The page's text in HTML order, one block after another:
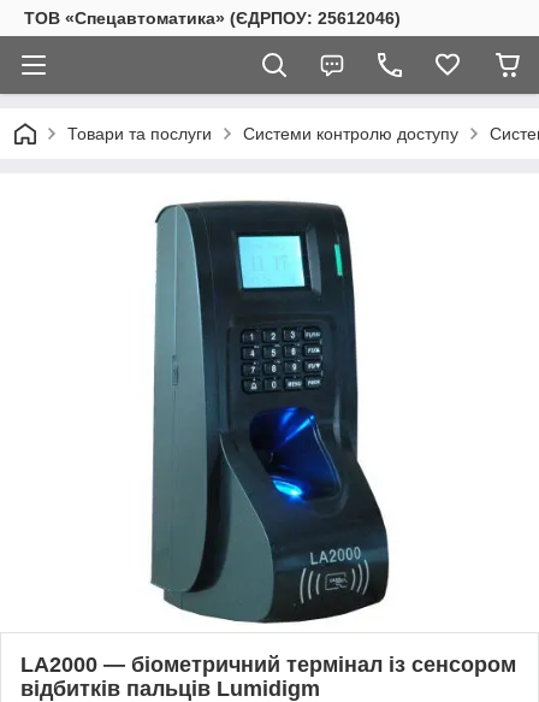
ТОВ «Спецавтоматика» (ЄДРПОУ: 25612046)
Товари та послуги Системи контролю доступу
LA2000 — біометричний термінал із сенсором
відбитків пальців Lumidigm